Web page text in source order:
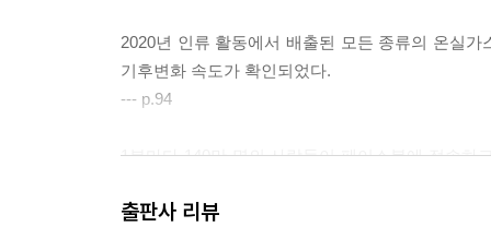
2020년 인류 활동에서 배출된 모든 종류의 온실
기후변화 속도가 확인되었다.
--- p.94
1분마다 140만 명의 사람들이 페이스북에 접속하
나 비물질적인 세상이라는 생각을 강조하기 위한
출판사 리뷰